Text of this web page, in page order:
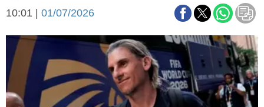
Economía y finanzas
Con el campo
Espacio empresas
Sociedad y tiempo
libre
Sociedad
Tecnología
Turismo
10:01 | 01/07/2026